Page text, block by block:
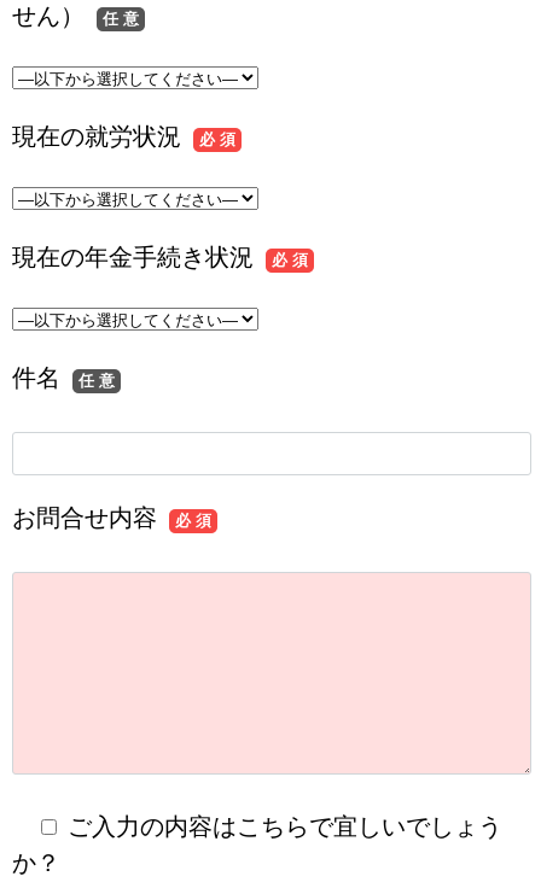
せん）
任 意
現在の就労状況 必 須
現在の年金手続き状況 必 須
件名 任 意
お問合せ内容 必 須
ご入力の内容はこちらで宜しいでしょう
か？